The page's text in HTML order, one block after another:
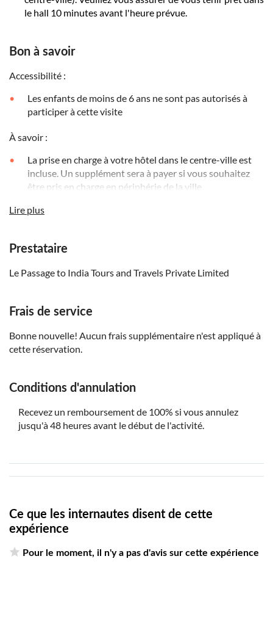
le hall 10 minutes avant l'heure prévue.
Bon à savoir
Accessibilité :
Les enfants de moins de 6 ans ne sont pas autorisés à
participer à cette visite
À savoir :
La prise en charge à votre hôtel dans le centre-ville est
incluse. Un supplément sera à payer si vous souhaitez
être pris en charge en périphérie de la ville
Il vous sera demandé d'indiquer les détails de votre
l'opérateur local, au moins 48 heures avant le départ. Ses
confirmation après la réservation
pour avoir lieu
À ne pas oublier :
Il est recommandé de porter des vêtements
Apportez votre propre bouteille d'eau
Lire plus
Prestataire
Le Passage to India Tours and Travels Private Limited
Frais de service
Bonne nouvelle! Aucun frais supplémentaire n'est appliqué à
cette réservation.
Conditions d'annulation
Recevez un remboursement de 100% si vous annulez
jusqu'à 48 heures avant le début de l'activité.
Ce que les internautes disent de cette
expérience
Pour le moment, il n'y a pas d'avis sur cette expérience